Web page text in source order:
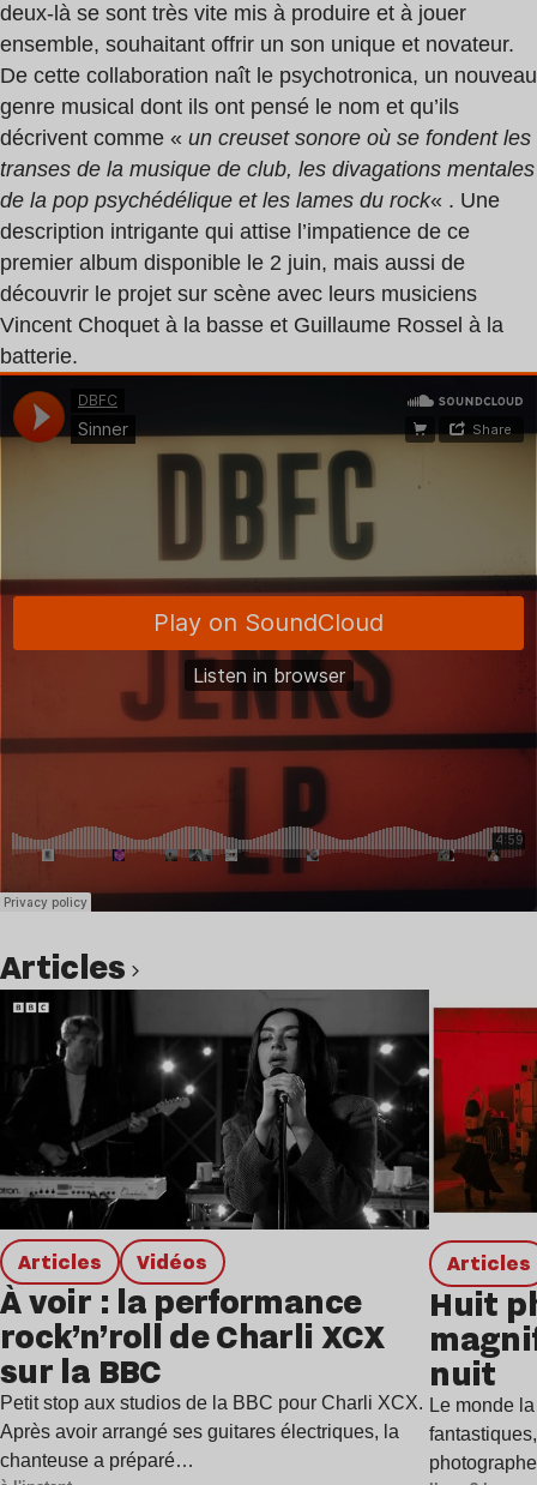
deux-là se sont très vite mis à produire et à jouer
ensemble, souhaitant offrir un son unique et novateur.
De cette collaboration naît le psychotronica, un nouveau
genre musical dont ils ont pensé le nom et qu’ils
décrivent comme « un creuset sonore où se fondent les
transes de la musique de club, les divagations mentales
de la pop psychédélique et les lames du rock« . Une
description intrigante qui attise l’impatience de ce
premier album disponible le 2 juin, mais aussi de
découvrir le projet sur scène avec leurs musiciens
Vincent Choquet à la basse et Guillaume Rossel à la
batterie.
Articles
Articles Vidéos
À voir : la performance
rock’n’roll de Charli XCX
sur la BBC
Petit stop aux studios de la BBC pour Charli XCX.
Après avoir arrangé ses guitares électriques, la
chanteuse a préparé…
Articles
Huit
nuit
Le monde